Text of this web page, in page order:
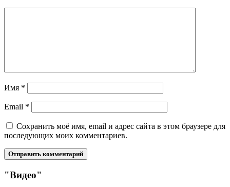
Имя *
Email *
Сохранить моё имя, email и адрес сайта в этом браузере для
последующих моих комментариев.
"Видео"